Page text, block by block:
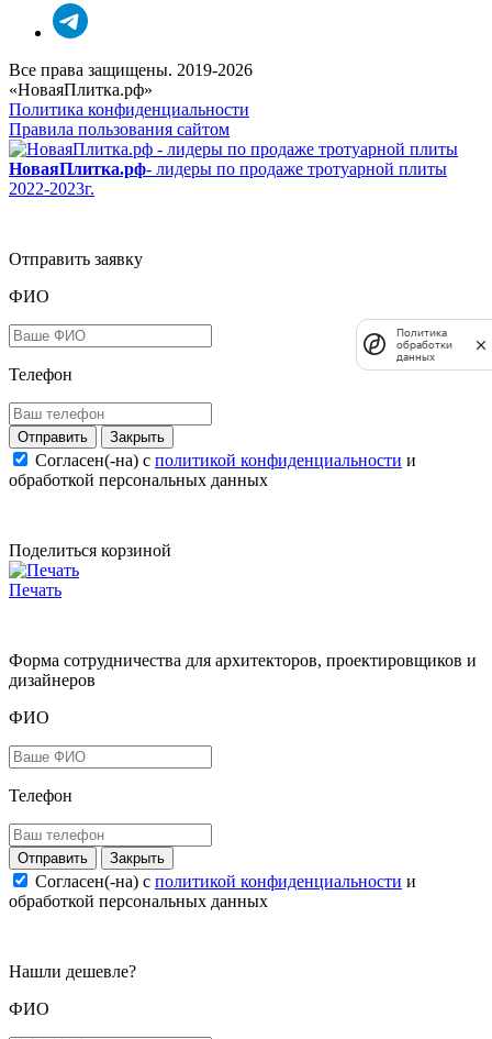
Все права защищены. 2019-2026
«НоваяПлитка.рф»
Политика конфиденциальности
Правила пользования сайтом
НоваяПлитка.рф- лидеры по продаже тротуарной плиты
2022-2023г.
Отправить заявку
ФИО
Телефон
Закрыть
Согласен(-на) c политикой конфиденциальности и
обработкой персональных данных
Поделиться корзиной
Печать
Форма сотрудничества для архитекторов, проектировщиков и
дизайнеров
ФИО
Телефон
Закрыть
Согласен(-на) c политикой конфиденциальности и
обработкой персональных данных
Нашли дешевле?
ФИО
Политика
обработки
данных